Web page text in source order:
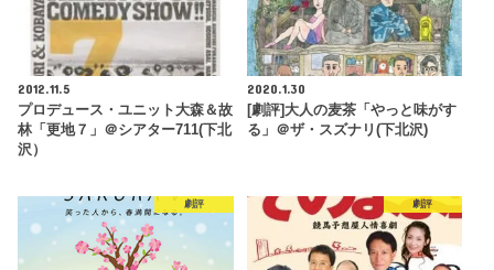
2012.11.5
プロデュース・ユニット大森＆故
林「更地７」＠シアター711(下北
沢）
2020.1.30
[劇評]大人の麦茶「やっと味がす
る」＠ザ・スズナリ(下北沢)
劇評 劇評